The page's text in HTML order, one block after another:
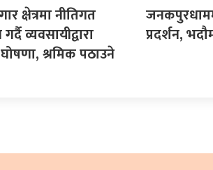
क्षेत्रमा नीतिगत
व्यवसायीद्वारा
श्रमिक पठाउने
प्रदर्शन,